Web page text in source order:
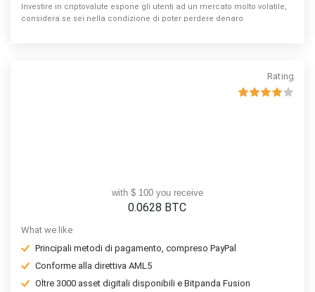
Investire in criptovalute espone gli utenti ad un mercato molto volatile,
considera se sei nella condizione di poter perdere denaro
Rating
with $ 100 you receive
0.0628 BTC
What we like
Principali metodi di pagamento, compreso PayPal
Conforme alla direttiva AML5
Oltre 3000 asset digitali disponibili e Bitpanda Fusion